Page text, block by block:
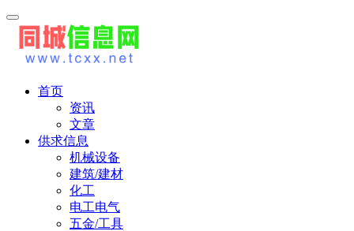
首页
资讯
文章
供求信息
机械设备
建筑/建材
化工
电工电气
五金/工具